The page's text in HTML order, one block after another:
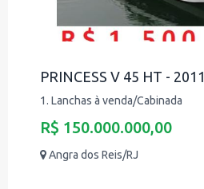
PRINCESS V 45 HT - 2011
1. Lanchas à venda/Cabinada
R$ 150.000.000,00
Angra dos Reis/RJ